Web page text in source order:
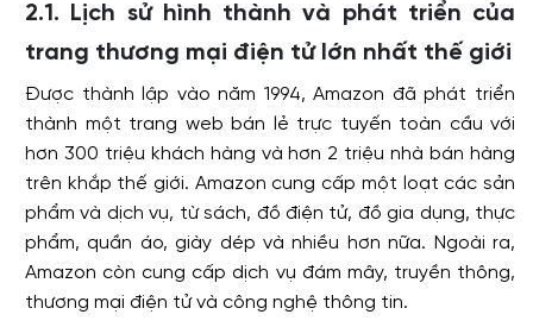
2.1. Lịch sử hình thành và phát triển của
trang thương mại điện tử lớn nhất thế giới
Được thành lập vào năm 1994, Amazon đã phát triển
thành một trang web bán lẻ trực tuyến toàn cầu với
hơn 300 triệu khách hàng và hơn 2 triệu nhà bán hàng
trên khắp thế giới. Amazon cung cấp một loạt các sản
phẩm và dịch vụ, từ sách, đồ điện tử, đồ gia dụng, thực
phẩm, quần áo, giày dép và nhiều hơn nữa. Ngoài ra,
Amazon còn cung cấp dịch vụ đám mây, truyền thông,
thương mại điện tử và công nghệ thông tin.